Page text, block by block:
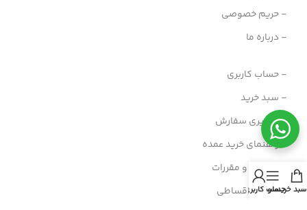
- حریم خصوصی
- درباره ما
- حساب کاربری
- سبد خرید
- پیگیری سفارش
- راهنمای خرید عمده
- قوانین و مقررات
- فروش اقساطیسبد خریدمنو
حساب کاربری من